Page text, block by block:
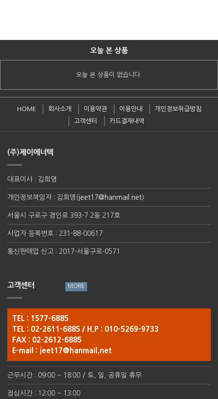
오늘 본 상품
오늘 본 상품이 없습니다.
HOME 회사소개 이용약관 이용안내
개인정보취급방침
고객센터
카드결재내역
(주)제이에너텍
대표이사 : 김희영
개인정보책임자 : 김희영(jeet17@hanmail.net)
서울시 구로구 경인로 393-7 2동 217호
사업자 등록번호 : 231-88-00617
통신판매업 신고 : 2017-서울구로-0571
고객센터
TEL : 1577-6885
TEL : 02-2611-6885 / H.P : 010-5269-9733
FAX : 02-2612-6885
E-mail : jeet17@hanmail.net
근무시간 : 09:00 ~ 18:00 / 토, 일, 공휴일 휴무
점심시간 : 12:00 ~ 13:00